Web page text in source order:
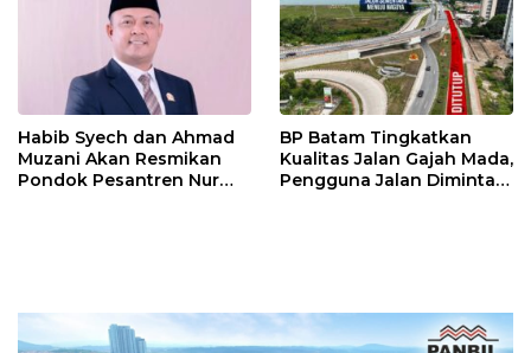
Habib Syech dan Ahmad
Muzani Akan Resmikan
Pondok Pesantren Nur
BP Batam Tingkatkan
Kualitas Jalan Gajah Mada,
Pengguna Jalan Diminta